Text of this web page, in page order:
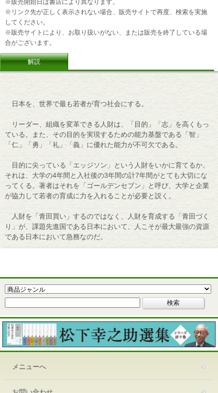
※販売開始日は書店により異なります。
※リンク先が正しく表示されない場合、販売サイトで再度、検索を実施
してください。
※販売サイトにより、お取り扱いがない、または販売を終了している場
合がございます。
解説
日本を、世界で最も若者が育つ社会にする。
リーダー、組織を変革できる人財は、「目的」「志」を高くもっ
ている。また、その目的を実現するための能力基盤である「智」
「仁」「勇」「礼」「義」に優れた能力が不可欠である。
目的に尖っている「エッジソン」という人財をいかに育てるか。
それは、大学の4年間と入社後の3年間の計7年間がとても大切にな
ってくる。著者はそれを「ゴールデンセブン」と呼び、大学と企業
が協力して若者の育成に力を入れることが必要と説く。
人財を「青田買い」するのではなく、人財を育成する「青田づく
り」が、課題先進国である日本において、人こそが最大最強の資源
である日本において急務なのだ。
メニューへ